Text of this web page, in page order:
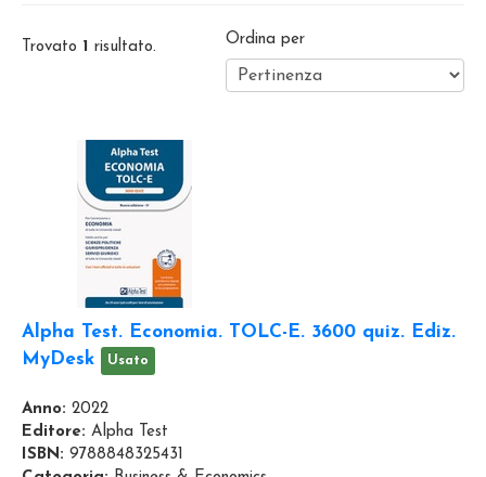
Trovato 1 risultato. Ordina per
Alpha Test. Economia. TOLC-E. 3600 quiz. Ediz.
MyDesk
Usato
Anno: 2022
Editore: Alpha Test
ISBN: 9788848325431